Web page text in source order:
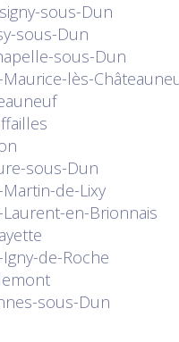
sous-Dun
sous-Dun
sous-Dun
lès-
sous-Dun
de-Lixy
en-Brionnais
de-Roche
sous-Dun